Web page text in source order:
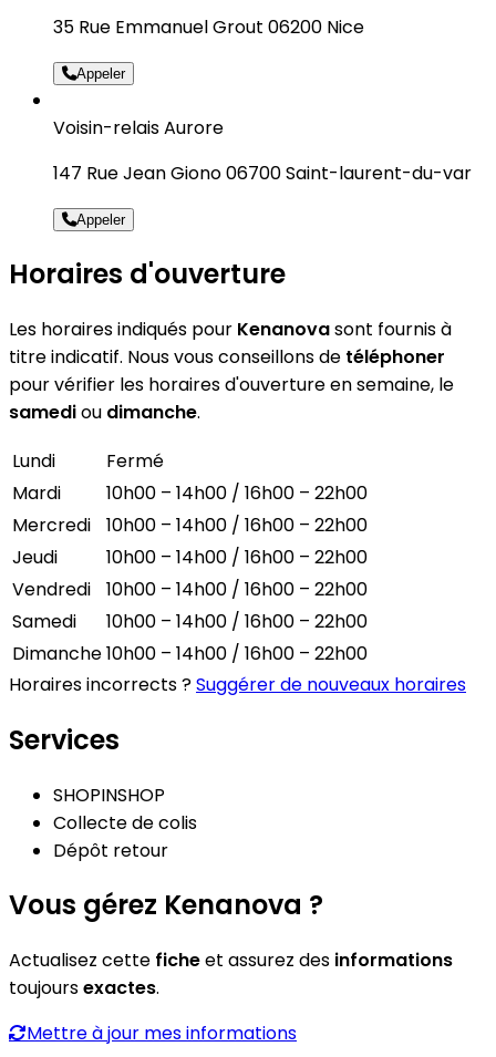
35 Rue Emmanuel Grout 06200 Nice
Appeler
Voisin-relais Aurore
147 Rue Jean Giono 06700 Saint-laurent-du-var
Appeler
Horaires d'ouverture
Les horaires indiqués pour Kenanovasont fournis à
titre indicatif. Nous vous conseillons de téléphoner
pour vérifier les horaires d'ouverture en semaine, le
samediou dimanche.
Lundi
Fermé
Mardi
10h00 – 14h00 / 16h00 – 22h00
Mercredi
10h00 – 14h00 / 16h00 – 22h00
Jeudi
10h00 – 14h00 / 16h00 – 22h00
Vendredi
10h00 – 14h00 / 16h00 – 22h00
Samedi
10h00 – 14h00 / 16h00 – 22h00
Dimanche10h00 – 14h00 / 16h00 – 22h00
Horaires incorrects ?Suggérer de nouveaux horaires
Services
SHOPINSHOP
Collecte de colis
Dépôt retour
Vous gérez Kenanova ?
Actualisez cette ficheet assurez des informations
toujoursexactes.
Mettre à jour mes informations